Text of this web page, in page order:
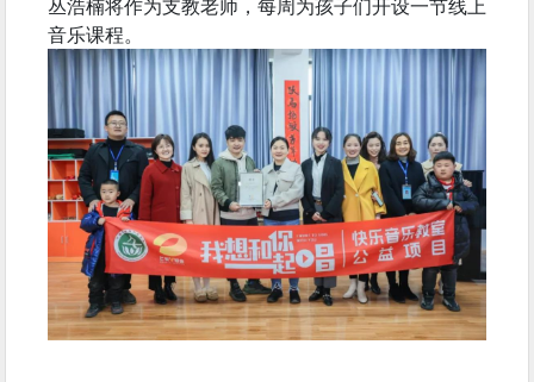
丛浩楠将作为支教老师，每周为孩子们开设一节线上
音乐课程。